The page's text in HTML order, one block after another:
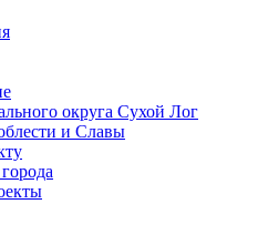
округа Сухой Лог
и Славы